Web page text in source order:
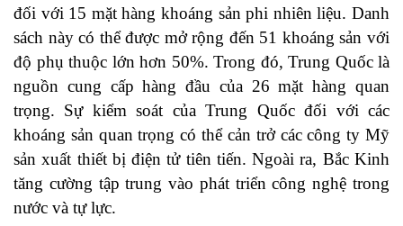
đối với 15 mặt hàng khoáng sản phi nhiên liệu. Danh
sách này có thể được mở rộng đến 51 khoáng sản với
độ phụ thuộc lớn hơn 50%. Trong đó, Trung Quốc là
nguồn cung cấp hàng đầu của 26 mặt hàng quan
trọng. Sự kiểm soát của Trung Quốc đối với các
khoáng sản quan trọng có thể cản trở các công ty Mỹ
sản xuất thiết bị điện tử tiên tiến. Ngoài ra, Bắc Kinh
tăng cường tập trung vào phát triển công nghệ trong
nước và tự lực.